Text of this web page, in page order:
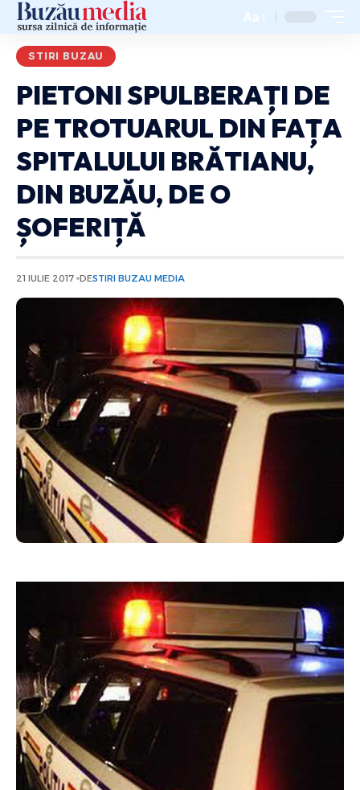
Aa
STIRI BUZAU
PIETONI SPULBERAȚI DE
PE TROTUARUL DIN FAȚA
SPITALULUI BRĂTIANU,
DIN BUZĂU, DE O
ȘOFERIȚĂ
21 IULIE 2017 DESTIRI BUZAU MEDIA